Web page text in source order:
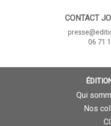
CONTACT
06 71
Qui
Nos